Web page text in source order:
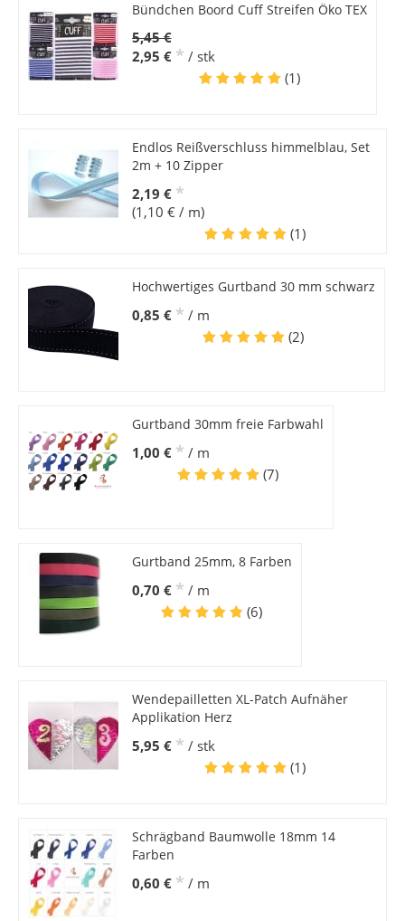
Bündchen Boord Cuff Streifen Öko TEX
5,45 €
2,95 € * / stk
(1)
Endlos Reißverschluss himmelblau, Set
2m + 10 Zipper
2,19 € *
(1,10 € / m)
(1)
Hochwertiges Gurtband 30 mm schwarz
0,85 € * / m
(2)
Gurtband 30mm freie Farbwahl
1,00 € * / m
(7)
Gurtband 25mm, 8 Farben
0,70 € * / m
(6)
Wendepailletten XL-Patch Aufnäher
Applikation Herz
5,95 € * / stk
(1)
Schrägband Baumwolle 18mm 14
Farben
0,60 € * / m